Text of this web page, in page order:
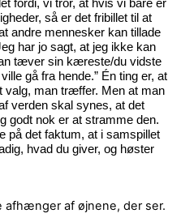
fordi, vi tror, at hvis vi bare er
så er det fribillet til at
andre mennesker kan tillade
har jo sagt, at jeg ikke kan
tæver sin kæreste/du vidste
gå fra hende.” Én ting er, at
valg, man træffer. Men at man
verden skal synes, at det
godt nok er at stramme den.
på det faktum, at i samspillet
hvad du giver, og høster
afhænger af øjnene, der ser.